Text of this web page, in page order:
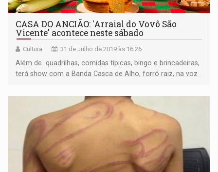
CASA DO ANCIÃO: 'Arraial do Vovô São
Vicente' acontece neste sábado
Cultura 31 de Julho de 2019 às 16:26
Além de quadrilhas, comidas típicas, bingo e brincadeiras,
terá show com a Banda Casca de Alho, forró raiz, na voz